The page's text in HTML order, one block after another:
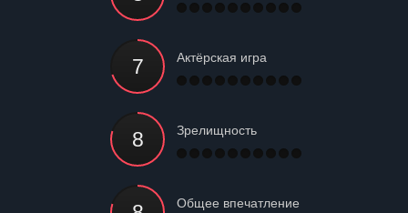
Актёрская игра
Зрелищность
Общее впечатление